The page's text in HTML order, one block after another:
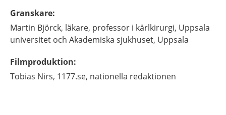
Granskare:
Martin Björck, läkare, professor i kärlkirurgi, Uppsala
universitet och Akademiska sjukhuset, Uppsala
Filmproduktion:
Tobias Nirs, 1177.se, nationella redaktionen